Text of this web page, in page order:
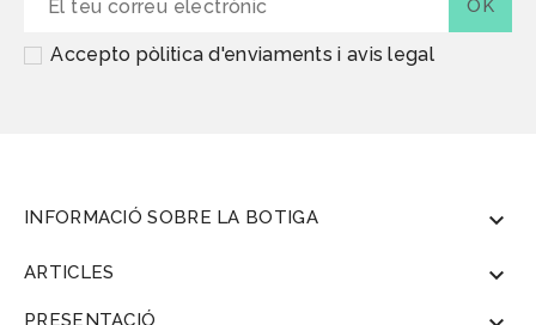
Accepto pòlitica d'enviaments i avis legal
INFORMACIÓ SOBRE LA BOTIGA 
ARTICLES 
PRESENTACIÓ